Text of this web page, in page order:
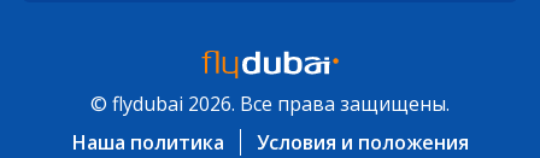
© flydubai 2026. Все права защищены.
Наша политика
Условия и положения